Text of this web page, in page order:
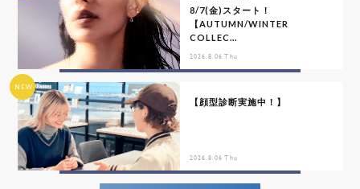
8/7(金)スタート！
【AUTUMN/WINTER
COLLEC...
2026.8.06 Thu
NEW
【顔型診断実施中！】
2026.8.06 Thu